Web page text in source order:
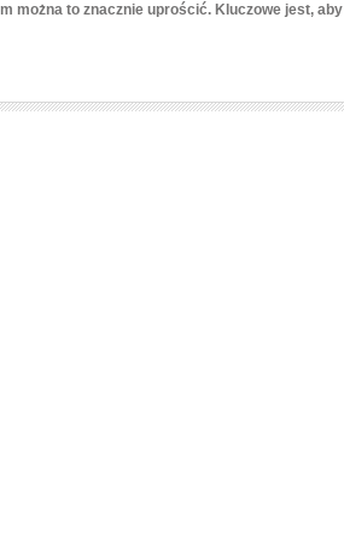
można to znacznie uprościć. Kluczowe jest, aby